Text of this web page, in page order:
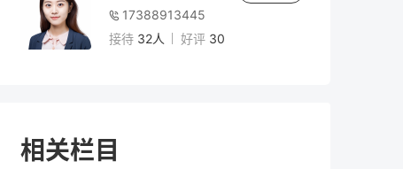
17388913445
接待 32人 好评 30
相关栏目